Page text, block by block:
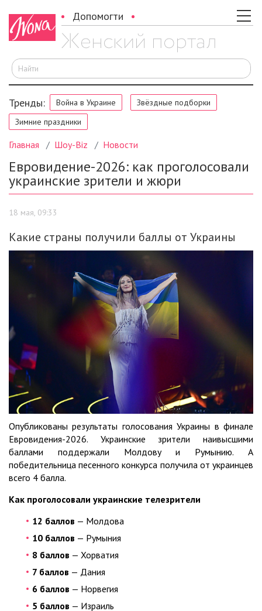
Допомогти
Тренды: Война в Украине
Звёздные подборки
Зимние праздники
Главная Шоу-Biz Новости
Евровидение-2026: как проголосовали
украинские зрители и жюри
18 мая, 09:33
Какие страны получили баллы от Украины
Опубликованы результаты голосования Украины в финале
Евровидения-2026. Украинские зрители наивысшими
баллами поддержали Молдову и Румынию. А
победительница песенного конкурса получила от украинцев
всего 4 балла.
Как проголосовали украинские телезрители
12 баллов — Молдова
10 баллов — Румыния
8 баллов — Хорватия
7 баллов — Дания
6 баллов — Норвегия
5 баллов — Израиль